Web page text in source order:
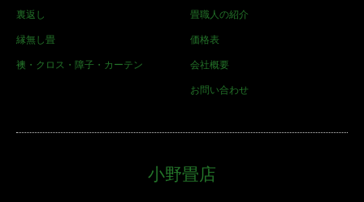
裏返し
縁無し畳
襖・クロス・障子・カーテン
畳職人の紹介
価格表
会社概要
お問い合わせ
小野畳店